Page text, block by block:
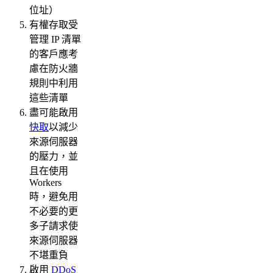
位址）
有權存取受
管理 IP 清單
的客戶應考
慮在防火牆
規則中利用
這些清單
盡可能啟用
快取以減少
來源伺服器
的壓力，並
且在使用
Workers
時，避免用
不必要的更
多子請求使
來源伺服器
不堪重負
啟用 DDoS